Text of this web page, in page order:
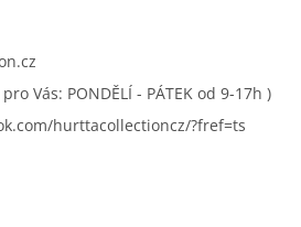
Vás: PONDĚLÍ - PÁTEK od 9-17h )
hurttacollectioncz/?fref=ts